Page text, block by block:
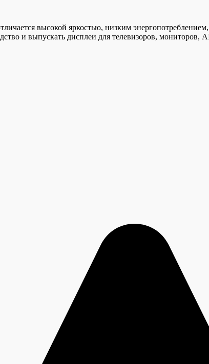
высокой яркостью, низким
и выпускать дисплеи для телевизоров, мониторов,